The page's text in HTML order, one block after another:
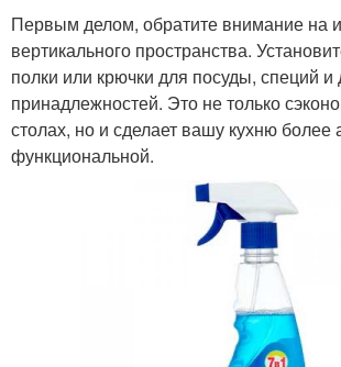
Первым делом, обратите внимание на
вертикального пространства.
полки или крючки для посуды, специй и
принадлежностей. Это не только
столах, но и сделает вашу кухню более
функциональной.